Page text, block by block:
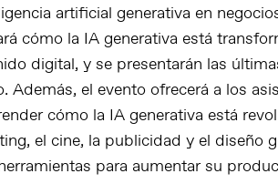
artificial generativa en
cómo la IA generativa está
digital, y se presentarán las
Además, el evento ofrecerá a los
cómo la IA generativa está
el cine, la publicidad y el diseño
para aumentar su